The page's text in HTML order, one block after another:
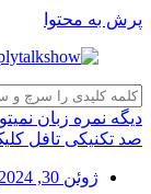
پرش به محتوا
دیگه نمره زبان
صد تکنیکی تافل
ژوئن 30, 2024